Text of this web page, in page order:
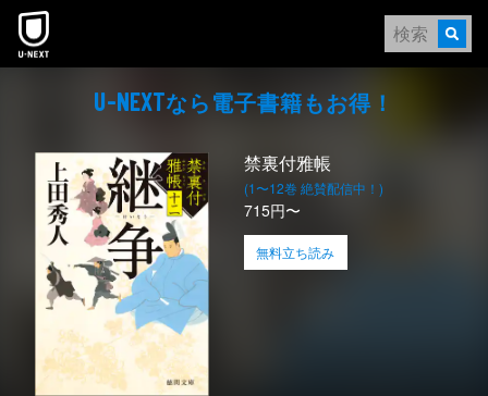
本文へスキップ
U-NEXTなら電⼦書籍もお得！
禁裏付雅帳
(1〜12巻 絶賛配信中！)
715円〜
無料立ち読み